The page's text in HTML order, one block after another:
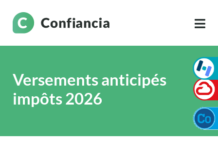
Versements anticipés
impôts 2026